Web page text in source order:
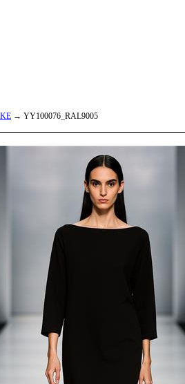
→ YY100076_RAL9005